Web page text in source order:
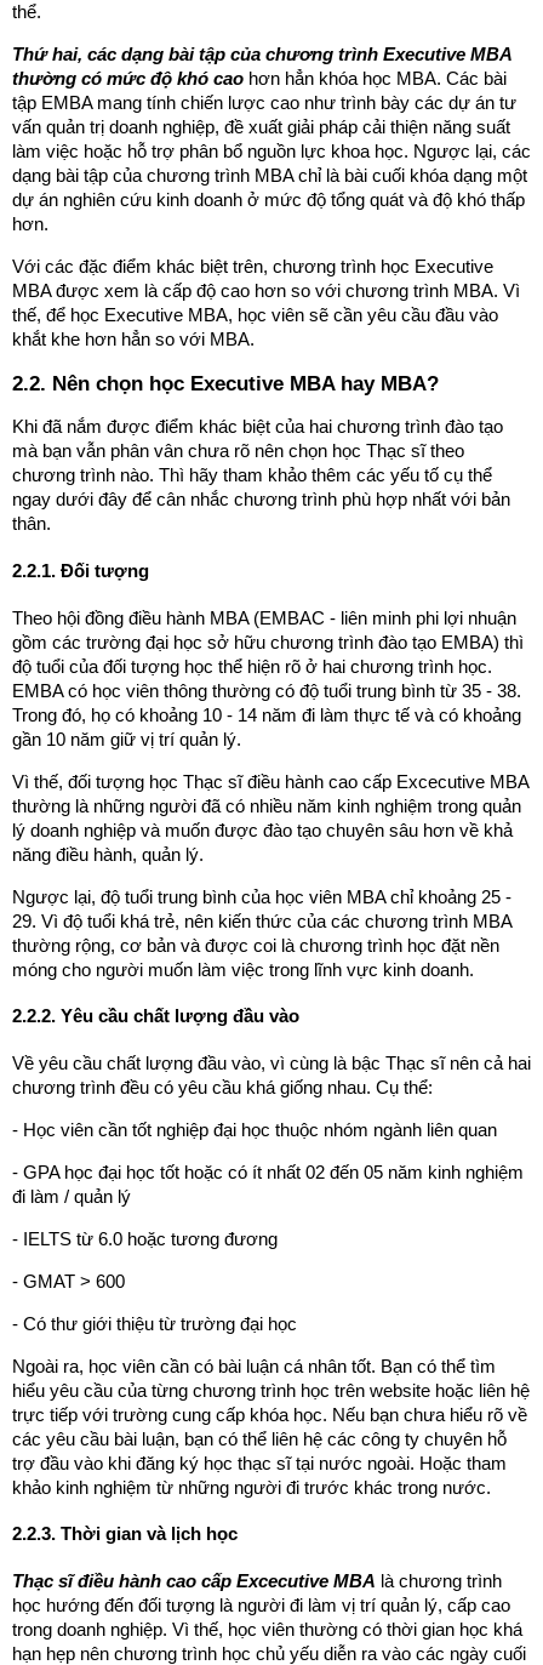
thể.
Thứ hai, các dạng bài tập của chương trình Executive MBA
thường có mức độ khó cao hơn hẳn khóa học MBA. Các bài
tập EMBA mang tính chiến lược cao như trình bày các dự án tư
vấn quản trị doanh nghiệp, đề xuất giải pháp cải thiện năng suất
làm việc hoặc hỗ trợ phân bổ nguồn lực khoa học. Ngược lại, các
dạng bài tập của chương trình MBA chỉ là bài cuối khóa dạng một
dự án nghiên cứu kinh doanh ở mức độ tổng quát và độ khó thấp
hơn.
Với các đặc điểm khác biệt trên, chương trình học Executive
MBA được xem là cấp độ cao hơn so với chương trình MBA. Vì
thế, để học Executive MBA, học viên sẽ cần yêu cầu đầu vào
khắt khe hơn hẳn so với MBA.
2.2. Nên chọn học Executive MBA hay MBA?
Khi đã nắm được điểm khác biệt của hai chương trình đào tạo
mà bạn vẫn phân vân chưa rõ nên chọn học Thạc sĩ theo
chương trình nào. Thì hãy tham khảo thêm các yếu tố cụ thể
ngay dưới đây để cân nhắc chương trình phù hợp nhất với bản
thân.
2.2.1. Đối tượng
Theo hội đồng điều hành MBA (EMBAC - liên minh phi lợi nhuận
gồm các trường đại học sở hữu chương trình đào tạo EMBA) thì
độ tuổi của đối tượng học thể hiện rõ ở hai chương trình học.
EMBA có học viên thông thường có độ tuổi trung bình từ 35 - 38.
Trong đó, họ có khoảng 10 - 14 năm đi làm thực tế và có khoảng
gần 10 năm giữ vị trí quản lý.
Vì thế, đối tượng học Thạc sĩ điều hành cao cấp Excecutive MBA
thường là những người đã có nhiều năm kinh nghiệm trong quản
lý doanh nghiệp và muốn được đào tạo chuyên sâu hơn về khả
năng điều hành, quản lý.
Ngược lại, độ tuổi trung bình của học viên MBA chỉ khoảng 25 -
29. Vì độ tuổi khá trẻ, nên kiến thức của các chương trình MBA
thường rộng, cơ bản và được coi là chương trình học đặt nền
móng cho người muốn làm việc trong lĩnh vực kinh doanh.
2.2.2. Yêu cầu chất lượng đầu vào
Về yêu cầu chất lượng đầu vào, vì cùng là bậc Thạc sĩ nên cả hai
chương trình đều có yêu cầu khá giống nhau. Cụ thể:
- Học viên cần tốt nghiệp đại học thuộc nhóm ngành liên quan
- GPA học đại học tốt hoặc có ít nhất 02 đến 05 năm kinh nghiệm
đi làm / quản lý
- IELTS từ 6.0 hoặc tương đương
- GMAT > 600
- Có thư giới thiệu từ trường đại học
Ngoài ra, học viên cần có bài luận cá nhân tốt. Bạn có thể tìm
hiểu yêu cầu của từng chương trình học trên website hoặc liên hệ
trực tiếp với trường cung cấp khóa học. Nếu bạn chưa hiểu rõ về
các yêu cầu bài luận, bạn có thể liên hệ các công ty chuyên hỗ
trợ đầu vào khi đăng ký học thạc sĩ tại nước ngoài. Hoặc tham
khảo kinh nghiệm từ những người đi trước khác trong nước.
2.2.3. Thời gian và lịch học
Thạc sĩ điều hành cao cấp Excecutive MBA là chương trình
học hướng đến đối tượng là người đi làm vị trí quản lý, cấp cao
trong doanh nghiệp. Vì thế, học viên thường có thời gian học khá
hạn hẹp nên chương trình học chủ yếu diễn ra vào các ngày cuối